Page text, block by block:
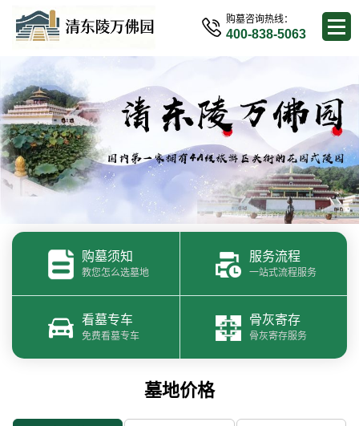
购墓咨询热线：
400-838-5063
购墓须知
教您怎么选墓地
服务流程
一站式流程服务
看墓专车
免费看墓专车
骨灰寄存
骨灰寄存服务
墓地价格